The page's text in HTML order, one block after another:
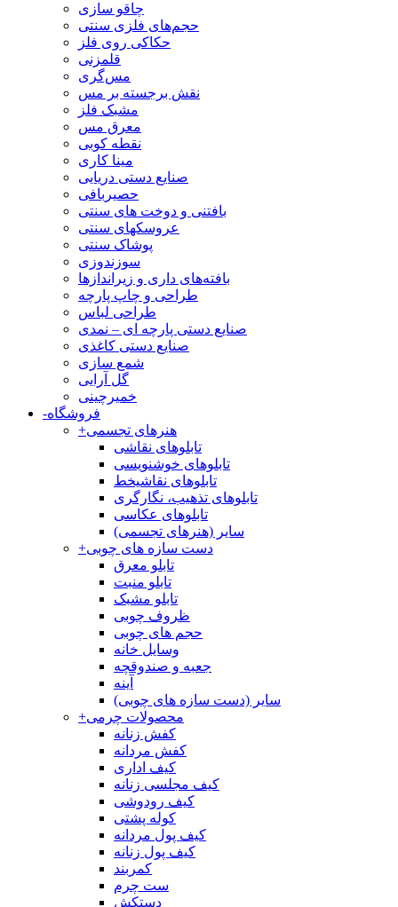
چاقو سازی
حجم‌های فلزی سنتی
حکاکی روی فلز
قلمزنی
مس‌گری
نقش برجسته بر مس
مشبک فلز
معرق مس
نقطه کوبی
مینا کاری
صنایع دستی دریایی
حصیربافی
بافتنی‌ و دوخت های سنتی
عروسکهای سنتی
پوشاک سنتی
سوزندوزی
بافته‌های داری و زیراندازها
طراحی و چاپ پارچه
طراحی لباس
صنایع دستی پارچه ای – نمدی
صنایع دستی کاغذی
شمع سازی
گل آرایی
خمیرچینی
-فروشگاه
+هنرهای تجسمی
تابلوهای نقاشی
تابلوهای خوشنویسی
تابلوهای نقاشیخط
تابلوهای تذهیب، نگارگری
تابلوهای عکاسی
سایر (هنرهای تجسمی)
+دست سازه های چوبی
تابلو معرق
تابلو منبت
تابلو مشبک
ظروف چوبی
حجم های چوبی
وسایل خانه
جعبه و صندوقچه
آینه
سایر (دست سازه های چوبی)
+محصولات چرمی
کفش زنانه
کفش مردانه
کیف اداری
کیف مجلسی زنانه
کیف رودوشی
کوله پشتی
کیف پول مردانه
کیف پول زنانه
کمربند
ست چرم
دستکش